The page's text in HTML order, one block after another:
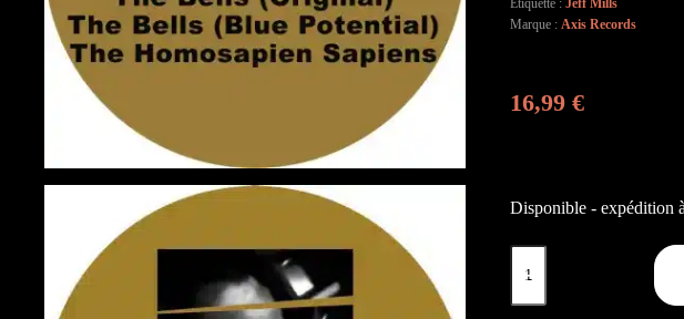
Étiquette : Jeff Mills
Marque : Axis Records
16,99 €
Disponible - expédition
quantité
Director's